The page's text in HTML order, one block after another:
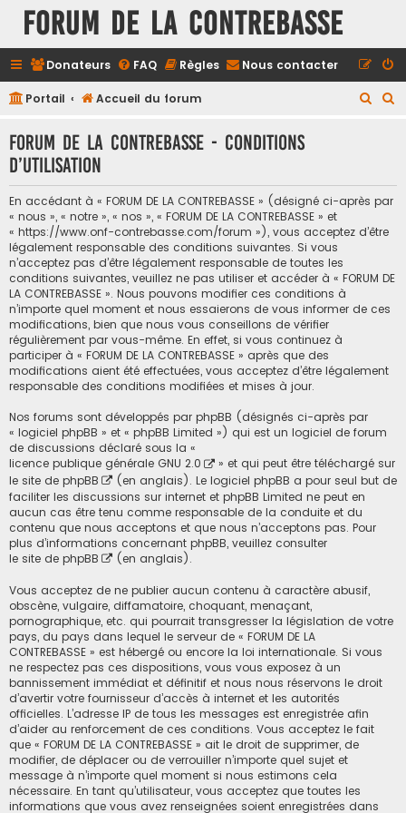
FORUM DE LA CONTREBASSE
Donateurs FAQ Règles Nous contacter
Portail Accueil du forum
c
e
r
FORUM DE LA CONTREBASSE - Conditions
d’utilisation
En accédant à « FORUM DE LA CONTREBASSE » (désigné ci-après par
« nous », « notre », « nos », « FORUM DE LA CONTREBASSE » et
« https://www.onf-contrebasse.com/forum »), vous acceptez d’être
légalement responsable des conditions suivantes. Si vous
n’acceptez pas d’être légalement responsable de toutes les
conditions suivantes, veuillez ne pas utiliser et accéder à « FORUM DE
LA CONTREBASSE ». Nous pouvons modifier ces conditions à
n’importe quel moment et nous essaierons de vous informer de ces
modifications, bien que nous vous conseillons de vérifier
régulièrement par vous-même. En effet, si vous continuez à
participer à « FORUM DE LA CONTREBASSE » après que des
modifications aient été effectuées, vous acceptez d’être légalement
responsable des conditions modifiées et mises à jour.
Nos forums sont développés par phpBB (désignés ci-après par
« logiciel phpBB » et « phpBB Limited ») qui est un logiciel de forum
de discussions déclaré sous la «
licence publique générale GNU 2.0
» et qui peut être téléchargé sur
le site de phpBB
(en anglais). Le logiciel phpBB a pour seul but de
faciliter les discussions sur internet et phpBB Limited ne peut en
aucun cas être tenu comme responsable de la conduite et du
contenu que nous acceptons et que nous n’acceptons pas. Pour
plus d’informations concernant phpBB, veuillez consulter
le site de phpBB
(en anglais).
Vous acceptez de ne publier aucun contenu à caractère abusif,
obscène, vulgaire, diffamatoire, choquant, menaçant,
pornographique, etc. qui pourrait transgresser la législation de votre
pays, du pays dans lequel le serveur de « FORUM DE LA
CONTREBASSE » est hébergé ou encore la loi internationale. Si vous
ne respectez pas ces dispositions, vous vous exposez à un
bannissement immédiat et définitif et nous nous réservons le droit
d’avertir votre fournisseur d’accès à internet et les autorités
officielles. L’adresse IP de tous les messages est enregistrée afin
d’aider au renforcement de ces conditions. Vous acceptez le fait
que « FORUM DE LA CONTREBASSE » ait le droit de supprimer, de
modifier, de déplacer ou de verrouiller n’importe quel sujet et
message à n’importe quel moment si nous estimons cela
nécessaire. En tant qu’utilisateur, vous acceptez que toutes les
informations que vous avez renseignées soient enregistrées dans